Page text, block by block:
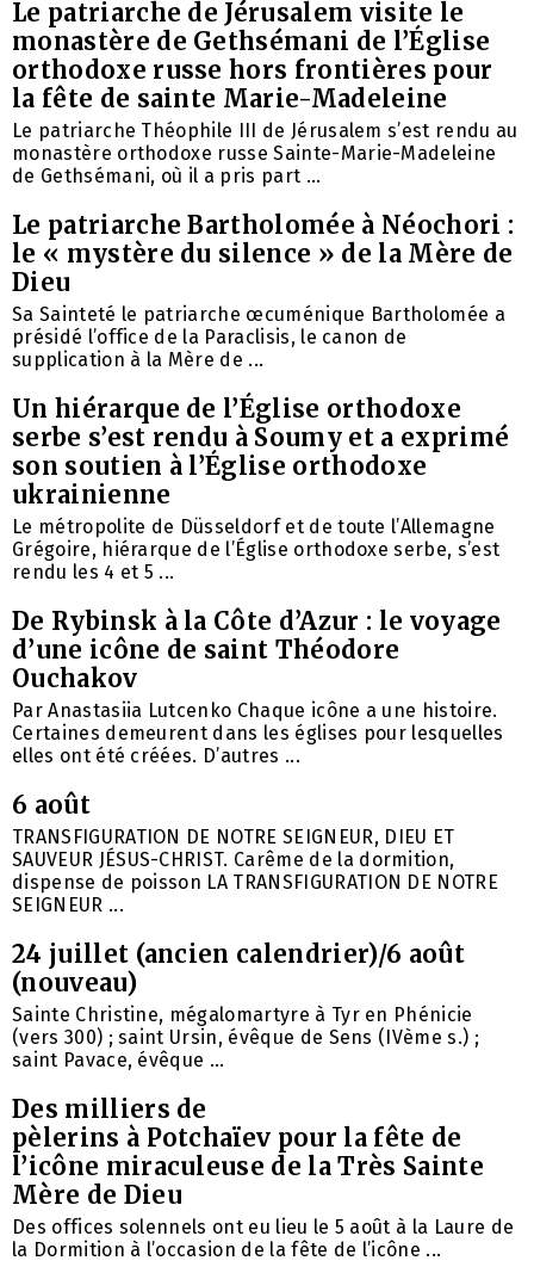
Le patriarche de Jérusalem visite le
monastère de Gethsémani de l’Église
orthodoxe russe hors frontières pour
la fête de sainte Marie-Madeleine
Le patriarche Théophile III de Jérusalem s’est rendu au
monastère orthodoxe russe Sainte-Marie-Madeleine
de Gethsémani, où il a pris part ...
Le patriarche Bartholomée à Néochori :
le « mystère du silence » de la Mère de
Dieu
Sa Sainteté le patriarche œcuménique Bartholomée a
présidé l’office de la Paraclisis, le canon de
supplication à la Mère de ...
Un hiérarque de l’Église orthodoxe
serbe s’est rendu à Soumy et a exprimé
son soutien à l’Église orthodoxe
ukrainienne
Le métropolite de Düsseldorf et de toute l’Allemagne
Grégoire, hiérarque de l’Église orthodoxe serbe, s’est
rendu les 4 et 5 ...
De Rybinsk à la Côte d’Azur : le voyage
d’une icône de saint Théodore
Ouchakov
Par Anastasiia Lutcenko Chaque icône a une histoire.
Certaines demeurent dans les églises pour lesquelles
elles ont été créées. D’autres ...
6 août
TRANSFIGURATION DE NOTRE SEIGNEUR, DIEU ET
SAUVEUR JÉSUS-CHRIST. Carême de la dormition,
dispense de poisson LA TRANSFIGURATION DE NOTRE
SEIGNEUR ...
24 juillet (ancien calendrier)/6 août
(nouveau)
Sainte Christine, mégalomartyre à Tyr en Phénicie
(vers 300) ; saint Ursin, évêque de Sens (IVème s.) ;
saint Pavace, évêque ...
Des milliers de
pèlerins à Potchaïev pour la fête de
l’icône miraculeuse de la Très Sainte
Mère de Dieu
Des offices solennels ont eu lieu le 5 août à la Laure de
la Dormition à l’occasion de la fête de l’icône ...